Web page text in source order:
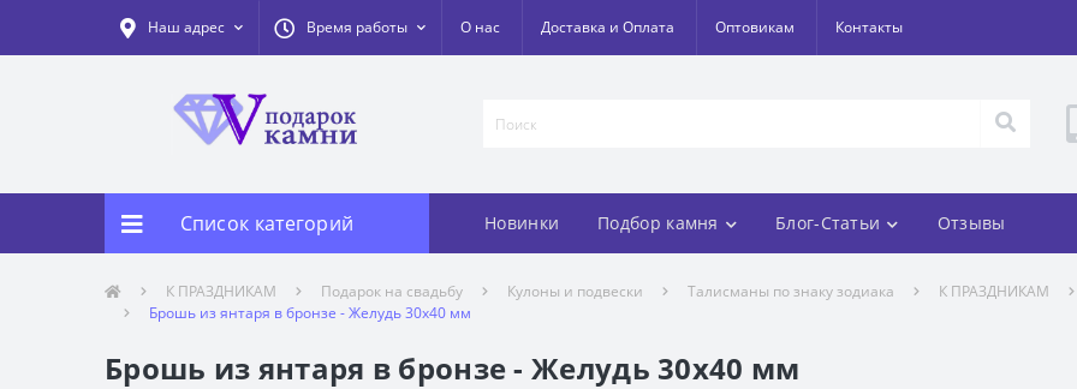
Наш адрес Время работы О нас Доставка и Оплата Оптовикам Контакты
Список категорий Новинки Подбор камня Блог-Статьи Отзывы
К ПРАЗДНИКАМ Подарок на свадьбу Кулоны и подвески Талисманы по знаку зодиака
К ПРАЗДНИКАМ
Брошь из янтаря в бронзе - Желудь 30х40 мм
Брошь из янтаря в бронзе - Желудь 30х40 мм